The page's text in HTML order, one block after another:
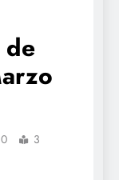
0
3